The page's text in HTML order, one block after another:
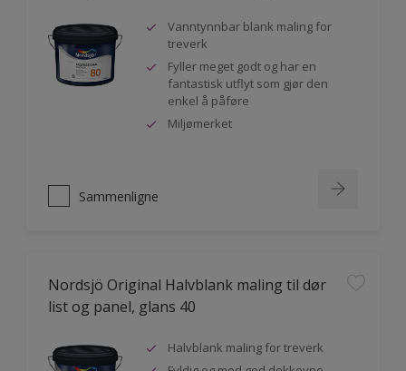
Vanntynnbar blank maling for
treverk
Fyller meget godt og har en
fantastisk utflyt som gjør den
enkel å påføre
Miljømerket
Sammenligne
Nordsjö Original Halvblank maling til dør
list og panel, glans 40
Halvblank maling for treverk